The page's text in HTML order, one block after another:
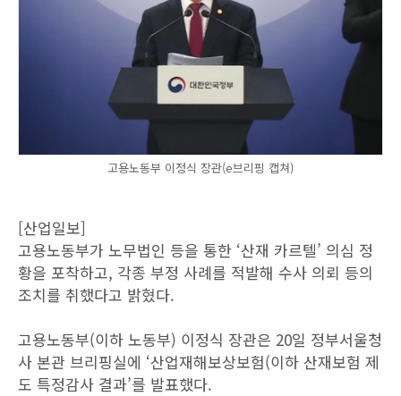
고용노동부 이정식 장관(e브리핑 캡쳐)
[산업일보]
고용노동부가 노무법인 등을 통한 ‘산재 카르텔’ 의심 정
황을 포착하고, 각종 부정 사례를 적발해 수사 의뢰 등의
조치를 취했다고 밝혔다.
고용노동부(이하 노동부) 이정식 장관은 20일 정부서울청
사 본관 브리핑실에 ‘산업재해보상보험(이하 산재보험 제
도 특정감사 결과’를 발표했다.